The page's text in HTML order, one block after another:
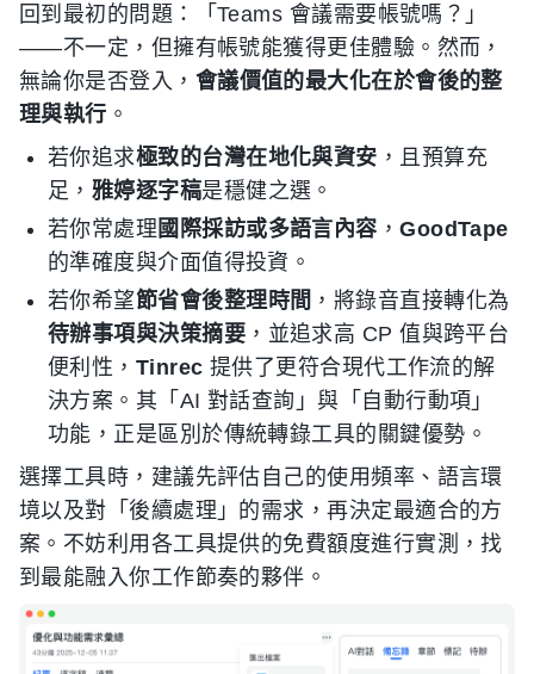
回到最初的問題：「Teams 會議需要帳號嗎？」
——不一定，但擁有帳號能獲得更佳體驗。然而，
無論你是否登入， 會議價值的最大化在於會後的整
理與執行 。
若你追求極致的台灣在地化與資安 ，且預算充
足， 雅婷逐字稿是穩健之選。
若你常處理 國際採訪或多語言內容 ，GoodTape
的準確度與介面值得投資。
若你希望節省會後整理時間 ，將錄音直接轉化為
待辦事項與決策摘要 ，並追求高 CP 值與跨平台
便利性， Tinrec 提供了更符合現代工作流的解
決方案。其「AI 對話查詢」與「自動行動項」
功能，正是區別於傳統轉錄工具的關鍵優勢。
選擇工具時，建議先評估自己的使用頻率、語言環
境以及對「後續處理」的需求，再決定最適合的方
案。不妨利用各工具提供的免費額度進行實測，找
到最能融入你工作節奏的夥伴。